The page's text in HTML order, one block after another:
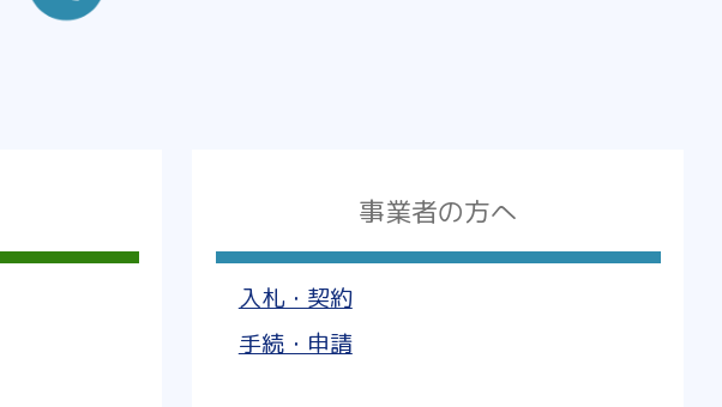
事業者の方へ
入札・契約
手続・申請